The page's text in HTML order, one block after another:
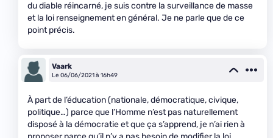
du diable réincarné, je suis contre la surveillance de masse
et la loi renseignement en général. Je ne parle que de ce
point précis.
Vaark
Le 06/06/2021 à 16h49
À part de l’éducation (nationale, démocratique, civique,
politique…) parce que l’Homme n’est pas naturellement
disposé à la démocratie et que ça s’apprend, je n’ai rien à